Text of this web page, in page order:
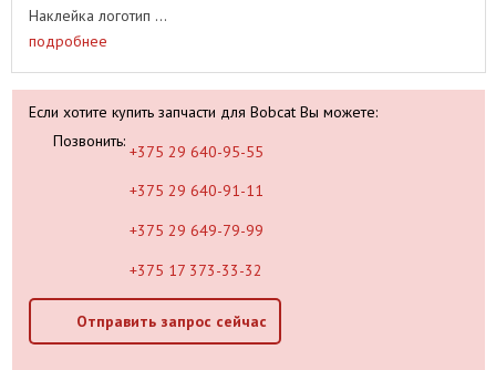
Наклейка логотип ...
подробнее
Если хотите купить запчасти для Bobcat Вы можете:
Позвонить:
+375 29 640-95-55
+375 29 640-91-11
+375 29 649-79-99
+375 17 373-33-32
Отправить запрос сейчас